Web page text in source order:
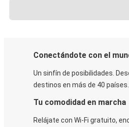
Conectándote con el
Un sinfín de posibilidades.
destinos en más de 40 países.
Tu comodidad en marcha
Relájate con Wi-Fi gratuito,